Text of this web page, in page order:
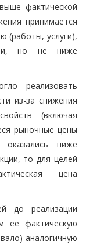
фактической
принимается
(работы, услуги),
но не ниже
реализовать
из-за снижения
(включая
рыночные цены
ниже
то для целей
цена
до реализации
ее фактическую
аналогичную